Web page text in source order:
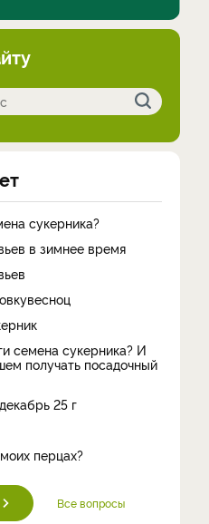
сукерника?
в зимнее время
семена сукерника? И
получать посадочный
25 г
перцах?
Все вопросы